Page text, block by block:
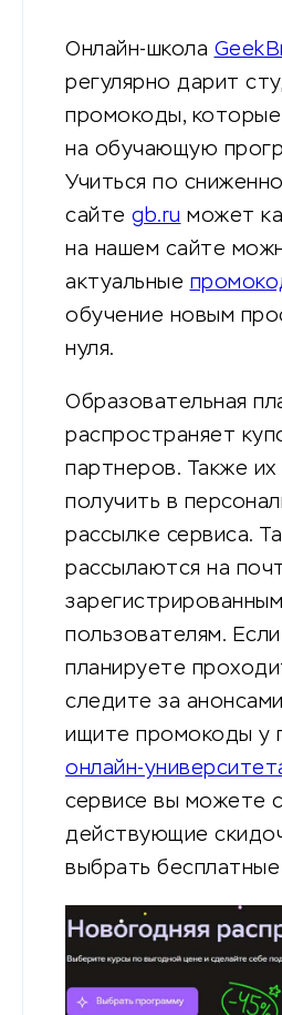
Онлайн-школа
регулярно дарит
промокоды,
на обучающую
Учиться по
сайте gb.ru может
на нашем сайте
актуальные
обучение новым
нуля.
Образовательная
распространяет
партнеров. Также
получить в
рассылке сервиса.
рассылаются на
зарегистрированным
пользователям.
планируете
следите за
ищите промокоды у
онлайн-
сервисе вы можете
действующие
выбрать бесплатные